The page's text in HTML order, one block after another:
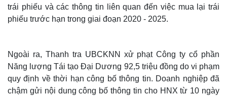
trái phiếu và các thông tin liên quan đến việc mua lại trái
phiếu trước hạn trong giai đoạn 2020 - 2025.
Ngoài ra, Thanh tra UBCKNN xử phạt Công ty cổ phần
Năng lượng Tái tạo Đại Dương 92,5 triệu đồng do vi phạm
quy định về thời hạn công bố thông tin. Doanh nghiệp đã
chậm gửi nội dung công bố thông tin cho HNX từ 10 ngày